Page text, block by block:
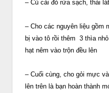
– Củ cải đỏ rửa sạch, thái
– Cho các nguyên liệu gồm
bị vào tô rồi thêm 3 thìa
hạt nêm vào trộn đều lên
– Cuối cùng, cho gỏi mực
lên trên là bạn hoàn thành